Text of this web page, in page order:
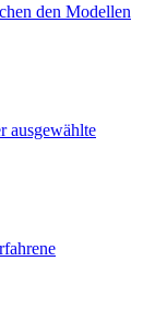
den Modellen
ausgewählte